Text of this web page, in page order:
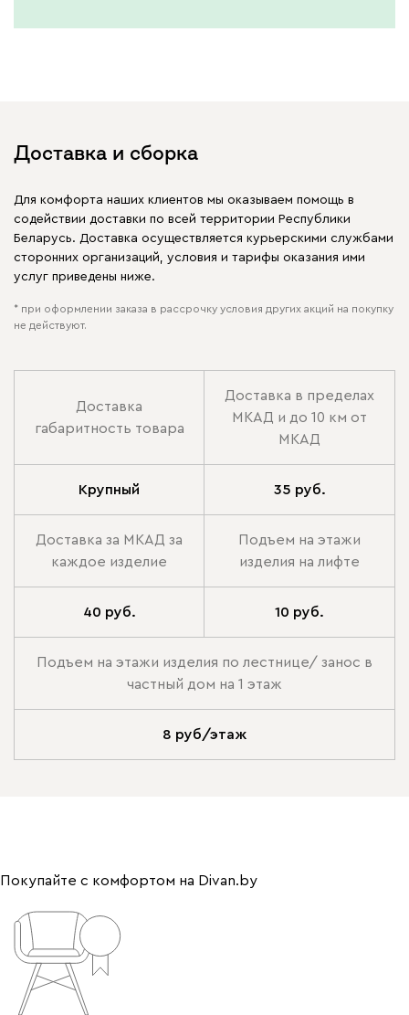
Доставка и сборка
Для комфорта наших клиентов мы оказываем помощь в
содействии доставки по всей территории Республики
Беларусь. Доставка осуществляется курьерскими службами
сторонних организаций, условия и тарифы оказания ими
услуг приведены ниже.
* при оформлении заказа в рассрочку условия других акций на покупку
не действуют.
Доставка
габаритность товара
Доставка в пределах
МКАД и до 10 км от
МКАД
Крупный 35 руб.
Доставка за МКАД за
каждое изделие
Подъем на этажи
изделия на лифте
40 руб. 10 руб.
Подъем на этажи изделия по лестнице/ занос в
частный дом на 1 этаж
8 руб/этаж
Покупайте с комфортом на Divan.by